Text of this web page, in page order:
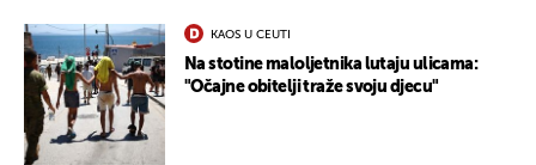
KAOS U CEUTI
Na stotine maloljetnika lutaju ulicama:
"Očajne obitelji traže svoju djecu"